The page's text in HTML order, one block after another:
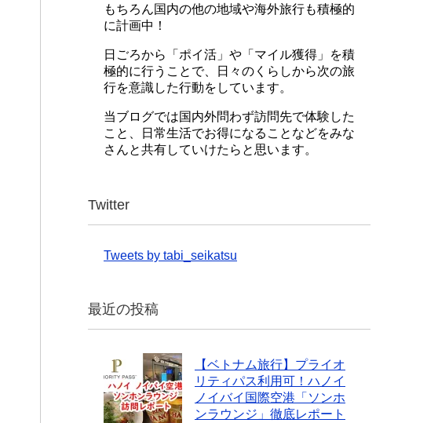
もちろん国内の他の地域や海外旅行も積極的
に計画中！
日ごろから「ポイ活」や「マイル獲得」を積
極的に行うことで、日々のくらしから次の旅
行を意識した行動をしています。
当ブログでは国内外問わず訪問先で体験した
こと、日常生活でお得になることなどをみな
さんと共有していけたらと思います。
Twitter
Tweets by tabi_seikatsu
最近の投稿
【ベトナム旅行】プライオ
リティパス利用可！ハノイ
ノイバイ国際空港「ソンホ
ンラウンジ」徹底レポート